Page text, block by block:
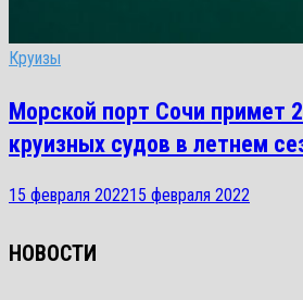
Круизы
Морской порт Сочи примет
круизных судов в летнем
15 февраля 202215 февраля 2022
НОВОСТИ